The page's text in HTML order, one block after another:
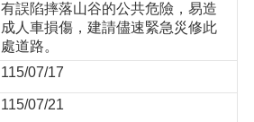
有誤陷摔落山谷的公共危險，易造
成人車損傷，建請儘速緊急災修此
處道路。
115/07/17
115/07/21